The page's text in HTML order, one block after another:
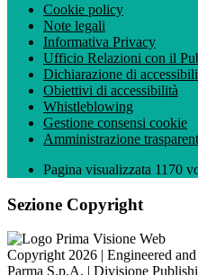
Cookie policy
Note legali
Informativa Privacy
Ufficio Relazioni con il
Dichiarazione di
Obiettivi di accessibilità
Whistleblowing
Gestione consensi cookie
Amministrazione
Pagina visualizzata 1170
Sezione Copyright
Copyright 2026 | Engineered
Parma S.p.A. | Divisione